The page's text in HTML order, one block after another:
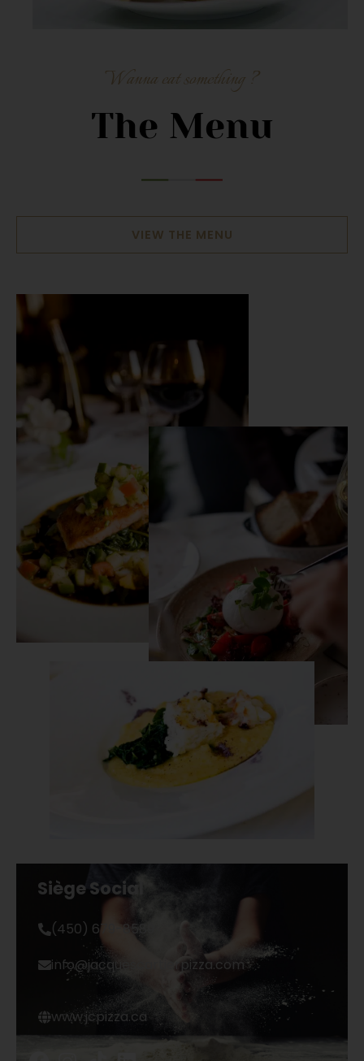
Wanna eat something ?
The Menu
VIEW THE MENU
Siège Social
(450) 679-8589
info@jacquescartierpizza.com
www.jcpizza.ca